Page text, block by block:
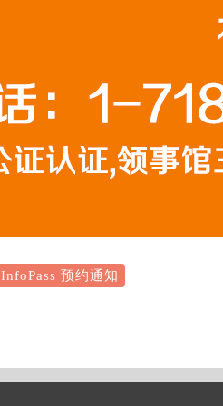
InfoPass 预约通知